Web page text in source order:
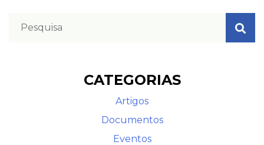
CATEGORIAS
Artigos
Documentos
Eventos